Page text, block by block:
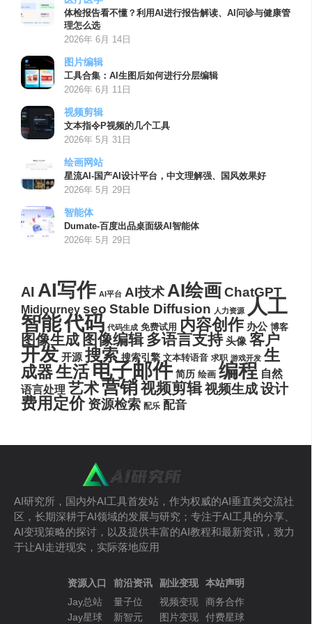
体检报告看不懂？利用AI进行报告解读、AI问诊与健康管
理怎么选
2026年 6月 14日
图片编辑
工具合集：AI生图后如何进行分层编辑
2026年 6月 11日
视频剪辑
文本指令P视频的几个工具
2026年 5月 31日
绘画网站
星流AI-国产AI设计平台，中文理解强、国风效果好
2026年 5月 29日
智能体
Dumate-百度出品桌面级AI智能体
2026年 5月 29日
AI AI写作 AI平台 AI技术AI绘画ChatGPT
Midjourney seo Stable Diffusion 人力资源 人工
智能代码 代码生成 免费试用 内容创作 办公 博客
图像生成 图像编辑 多语言支持 头像 客户
开发 开源 搜索 搜索引擎 文本转语音 求职 游戏开发 生
成器生活电子邮件 简历 绘画 编程 自然
语言处理 艺术营销视频剪辑视频生成设计
费用定价 资源检索 配乐 配音
AI研究所，国内外AI工具首发站，作为权威的AI垂直类交流社
区，长期深耕于AI领域的发展与研究；专注于AI工具的分享、
AI变现策略的探讨，以及提供丰富的AI教程和最新资讯，致力
于让AI走进现实，实际落地应用
资源入口
Jay总站
Jay星球
前沿资讯
量子位
新智元
副业变现
视频变现
图片变现
本站声明
商务合作
付费星球